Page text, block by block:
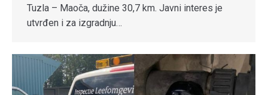
Tuzla – Maoča, dužine 30,7 km. Javni interes je
utvrđen i za izgradnju…